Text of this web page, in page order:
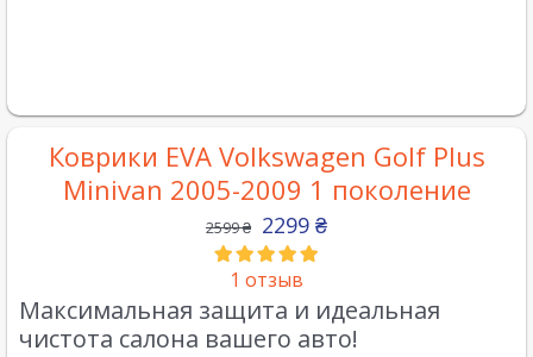
Коврики EVA Volkswagen Golf Plus
Minivan 2005-2009 1 поколение
2599₴ 2299 ₴
1 отзыв
Максимальная защита и идеальная
чистота салона вашего авто!